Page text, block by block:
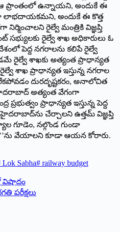
ఆ ప్రాంతంలో ఉన్నాయని, అందుకే ఈ
లాభదాయకమని, అందుకే ఈ కొత్త
రైల్వే మంత్రికి విజ్ఞప్తి
‌సభ్యులకు రైల్వే శాఖ అధికారులు ఓ
పెద్ద నగరాలను కలిపే రైల్వే
రైల్వే శాఖకు అత్యంత ప్రాధాన్యత
శాఖ ప్రాధాన్యత ఇస్తున్న నగరాల
దురదృష్టకరం, అనాలోచిత
అత్యంత వేగంగా
ప్రభుత్వం ప్రాధాన్యత ఇస్తున్న పెద్ద
చేర్చాలని ఉత్తమ్‌ ‌విజ్ఞప్తి
గూడెం, నల్గొండ గుండా
వేయాలని కూడా ఆయన కోరారు.
Lok Sabha# railway budget
విషాదం
పరీక్షలు